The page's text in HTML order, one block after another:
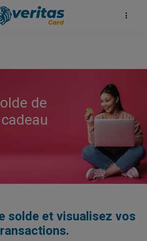
de
solde et visualisez vos